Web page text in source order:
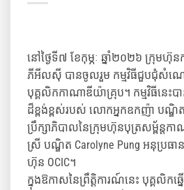
នៅថ្ងៃទី៧ ខែកុម្ភៈ ឆ្នាំ២០២៦ ក្រុមហ៊ុ
ភីអីលស៊ី បានចូលរួម កម្មវិធីជួបជុំសំ
បុគ្គលិកកាណាឌីយ៉ាគ្រុប។ កម្មវិធីនេះបា
ដ៏ខ្ពង់ខ្ពស់របស់ លោកអ្នកឧកញ៉ា បណ្ឌិ
ប្រឹក្សាភិបាលនៃក្រុមហ៊ុនបុត្រសម្ព័ន្ត
ស្រី បណ្ឌិត Carolyne Pung អនុប្រធា
ហ៊ុន OCIC។
ក្នុងឱកាសនៃព្រឹត្តិការណ៍នេះ បុគ្គលិក